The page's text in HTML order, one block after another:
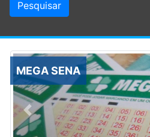
MEGA SENA
Anterior